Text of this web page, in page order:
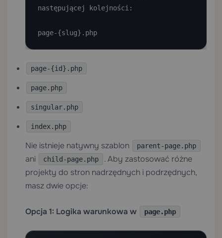
następującej kolejności:
page-{slug}.php
page-{id}.php
page.php
singular.php
index.php
Nie istnieje natywny szablon parent-page.php
ani child-page.php
. Aby zastosować różne
projekty do stron nadrzędnych i podrzędnych,
masz dwie opcje:
Opcja 1: Logika warunkowa w page.php